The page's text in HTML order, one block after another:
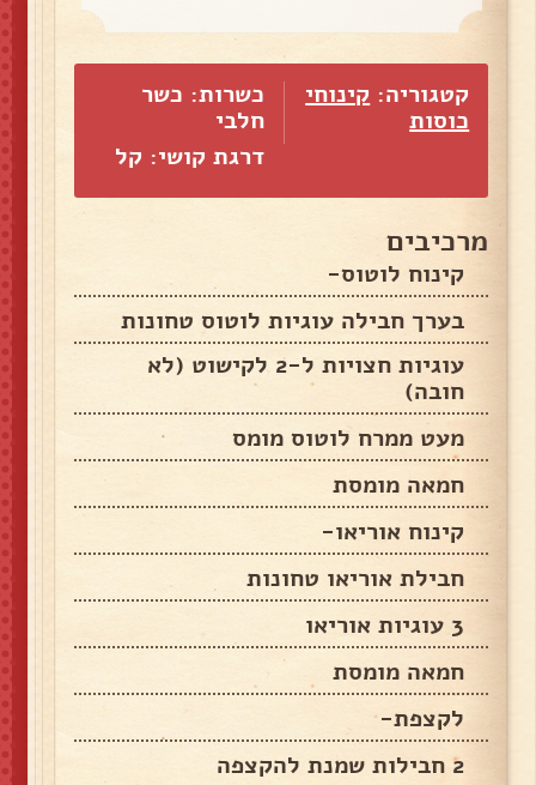
קטגוריה: קינוחי
כוסות
כשרות: כשר
חלבי
דרגת קושי: קל
מרכיבים
קינוח לוטוס-
בערך חבילה עוגיות לוטוס טחונות
עוגיות חצויות ל-2 לקישוט (לא
חובה)
מעט ממרח לוטוס מומס
חמאה מומסת
קינוח אוריאו-
חבילת אוריאו טחונות
3 עוגיות אוריאו
חמאה מומסת
לקצפת-
2 חבילות שמנת להקצפה